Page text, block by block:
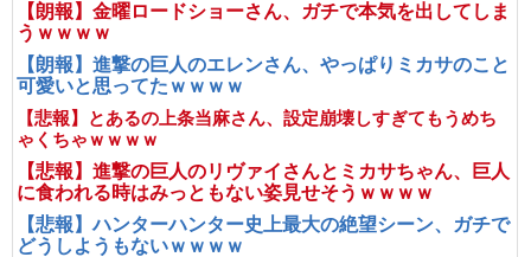
【朗報】金曜ロードショーさん、ガチで本気を出してしま
うｗｗｗｗ
【朗報】進撃の巨人のエレンさん、やっぱりミカサのこと
可愛いと思ってたｗｗｗｗ
【悲報】とあるの上条当麻さん、設定崩壊しすぎてもうめち
ゃくちゃｗｗｗｗ
【悲報】進撃の巨人のリヴァイさんとミカサちゃん、巨人
に食われる時はみっともない姿見せそうｗｗｗｗ
【悲報】ハンターハンター史上最大の絶望シーン、ガチで
どうしようもないｗｗｗｗ